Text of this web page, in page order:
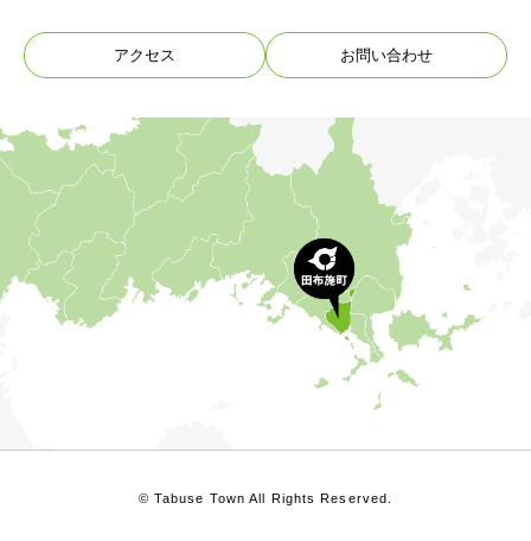
アクセス お問い合わせ
© Tabuse Town All Rights Reserved.